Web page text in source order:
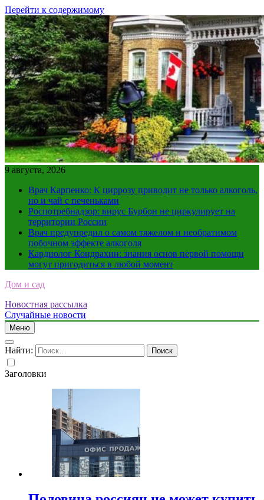
Перейти к содержимому
9 августа, 2026
Врач Карпенко: К циррозу приводит не только алкоголь,
но и чай с печеньками
Роспотребнадзор: вирус Бурбон не циркулирует на
территории России
Врач предупредил о самом тяжелом и необратимом
побочном эффекте алкоголя
Кардиолог Кондрахин: знания основ первой помощи
могут пригодиться в любой момент
Дом и сад
Новостная рассылка
Случайные новости
Меню
Найти:
Заголовки